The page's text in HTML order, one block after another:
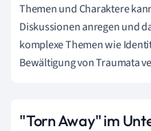
Themen und Charaktere
Diskussionen anregen und
komplexe Themen wie
Bewältigung von Traumata
"Torn Away" im